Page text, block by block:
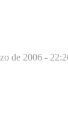
de 2006 -